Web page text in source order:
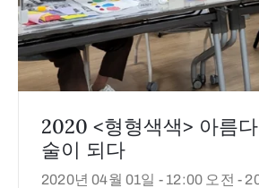
2020 <형형색색> 아름
술이 되다
2020년 04월 01일 - 12:00 오전 -